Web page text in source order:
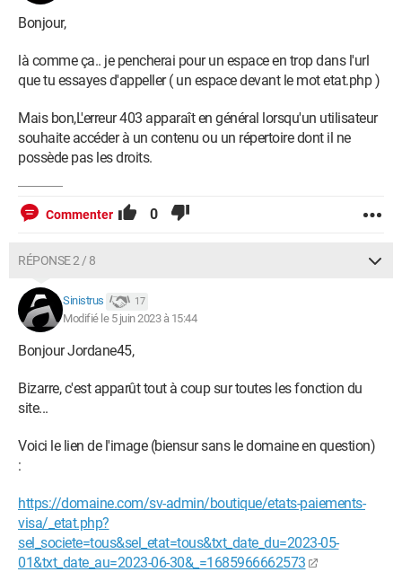
Bonjour,
là comme ça.. je pencherai pour un espace en trop dans l'url
que tu essayes d'appeller ( un espace devant le mot etat.php )
Mais bon,L'erreur 403 apparaît en général lorsqu'un utilisateur
souhaite accéder à un contenu ou un répertoire dont il ne
possède pas les droits.
Commenter 0
RÉPONSE 2 / 8
Sinistrus 17
Modifié le 5 juin 2023 à 15:44
Bonjour Jordane45,
Bizarre, c'est apparût tout à coup sur toutes les fonction du
site...
Voici le lien de l'image (biensur sans le domaine en question)
:
https://domaine.com/sv-admin/boutique/etats-paiements-
visa/_etat.php?
sel_societe=tous&sel_etat=tous&txt_date_du=2023-05-
01&txt_date_au=2023-06-30&_=1685966662573